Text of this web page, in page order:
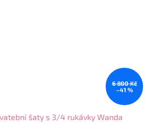
6 800 Kč
–41 %
šaty s 3/4 rukávky Wanda